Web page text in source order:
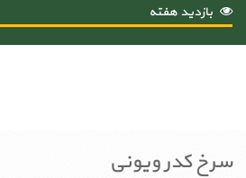
بازدید هفته
سرخ کدر ویونی